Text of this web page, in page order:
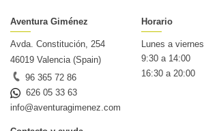
Aventura Giménez
Avda. Constitución, 254
46019 Valencia (Spain)
96 365 72 86
626 05 33 63
info@aventuragimenez.com
Horario
Lunes a viernes
9:30 a 14:00
16:30 a 20:00